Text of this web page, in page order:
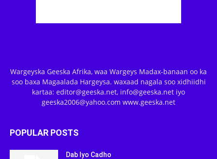
Wargeyska Geeska Afrika, waa Wargeys Madax-banaan oo ka
soo baxa Magaalada Hargeysa. waxaad nagala soo xidhiidhi
kartaa: editor@geeska.net, info@geeska.net iyo
geeska2006@yahoo.com www.geeska.net
POPULAR POSTS
Dab Iyo Cadho